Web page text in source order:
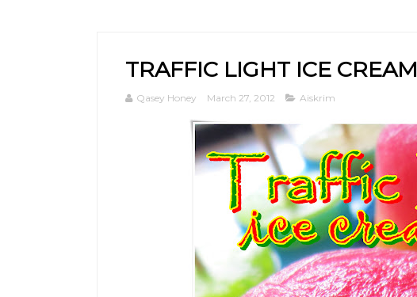
TRAFFIC LIGHT ICE CREAM
Qasey Honey March 27, 2012 Aiskrim